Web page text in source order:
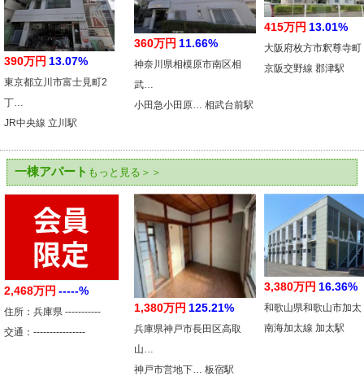
390万円 13.07%
東京都立川市富士見町2
丁…
JR中央線 立川駅
360万円 11.66%
神奈川県相模原市南区相
武…
小田急小田原… 相武台前駅
415万円 13.01%
大阪府枚方市釈尊寺町
京阪交野線 郡津駅
一棟アパート もっと見る＞＞
2,468万円 -----%
住所：兵庫県 -----------
交通：----------------
1,380万円 125.21%
兵庫県神戸市長田区高取
山…
神戸市営地下… 板宿駅
3,380万円 16.36%
和歌山県和歌山市加太
南海加太線 加太駅